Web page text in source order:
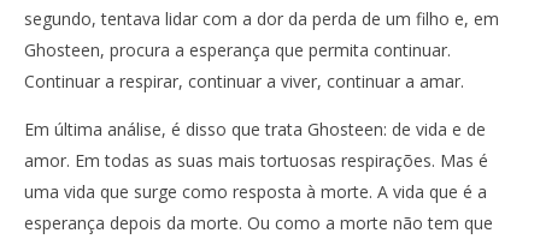
segundo, tentava lidar com a dor da perda de um filho e, em
Ghosteen, procura a esperança que permita continuar.
Continuar a respirar, continuar a viver, continuar a amar.
Em última análise, é disso que trata Ghosteen: de vida e de
amor. Em todas as suas mais tortuosas respirações. Mas é
uma vida que surge como resposta à morte. A vida que é a
esperança depois da morte. Ou como a morte não tem que